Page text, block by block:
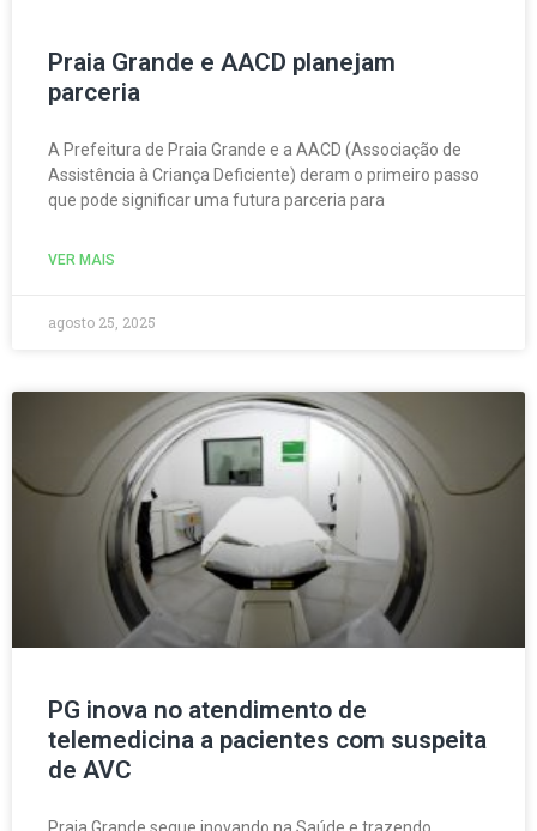
Praia Grande e AACD planejam
parceria
A Prefeitura de Praia Grande e a AACD (Associação de
Assistência à Criança Deficiente) deram o primeiro passo
que pode significar uma futura parceria para
VER MAIS
agosto 25, 2025
PG inova no atendimento de
telemedicina a pacientes com suspeita
de AVC
Praia Grande segue inovando na Saúde e trazendo